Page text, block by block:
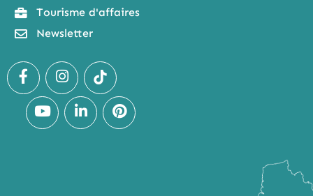
Tourisme d'affaires
Newsletter